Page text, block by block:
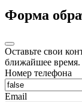
Форма
Оставьте свои
ближайшее время.
Номер телефона
Email